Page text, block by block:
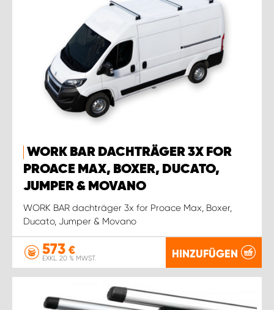
WORK BAR DACHTRÄGER 3X FOR
PROACE MAX, BOXER, DUCATO,
JUMPER & MOVANO
WORK BAR dachträger 3x for Proace Max, Boxer,
Ducato, Jumper & Movano
573 €
EXKL. 20 % MWST. HINZUFÜGEN